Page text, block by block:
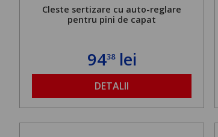
Cleste sertizare cu auto-reglare
pentru pini de capat
9438lei
DETALII